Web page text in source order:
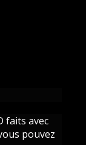
faits avec
pouvez